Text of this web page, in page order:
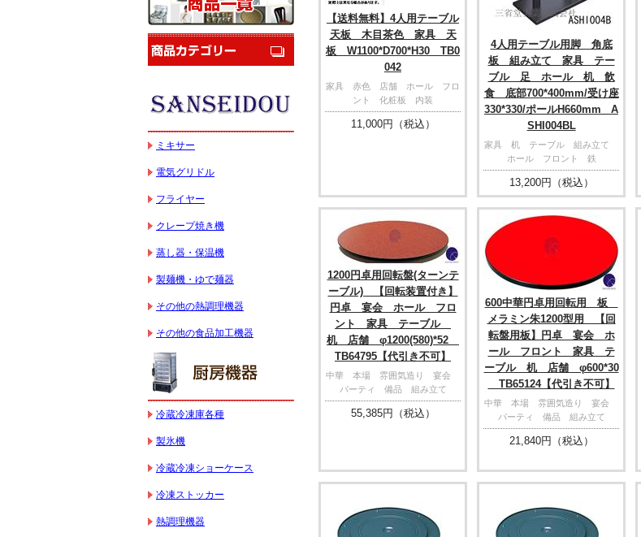
【送料無料】4人用テーブル
天板 木目茶色 家具 天
板 W1100*D700*H30 TB0
042
家具 赤色 店舗 ホール フロ
ント 化粧板 内装
11,000円（税込）
4人用テーブル用脚 角底
板 組み立て 家具 テー
ブル 足 ホール 机 飲
食 底部700*400mm/受け座
330*330/ポールH660mm A
SHI004BL
家具 机 テーブル 組み立て
ホール フロント 鉄
13,200円（税込）
1200円卓用回転盤(ターンテ
ーブル) 【回転装置付き】
円卓 宴会 ホール フロ
ント 家具 テーブル
机 店舗 φ1200(580)*52
TB64795【代引き不可】
中華 本場 雰囲気造り 宴会
パーティ 備品 組み立て
55,385円（税込）
600中華円卓用回転用 板
メラミン朱1200型用 【回
転盤用板】円卓 宴会 ホ
ール フロント 家具 テ
ーブル 机 店舗 φ600*30
TB65124【代引き不可】
中華 本場 雰囲気造り 宴会
パーティ 備品 組み立て
21,840円（税込）
ミキサー
電気グリドル
フライヤー
クレープ焼き機
蒸し器・保温機
製麺機・ゆで麺器
その他の熱調理機器
その他の食品加工機器
冷蔵冷凍庫各種
製氷機
冷蔵冷凍ショーケース
冷凍ストッカー
熱調理機器